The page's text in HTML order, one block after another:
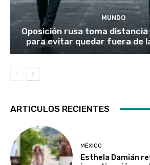
MUNDO
Oposición rusa toma distancia
para evitar quedar fuera de
ARTICULOS RECIENTES
MÉXICO
Esthela Damián